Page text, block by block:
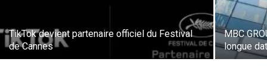
TikTok devient partenaire officiel du Festival
de Cannes
MBC
longue